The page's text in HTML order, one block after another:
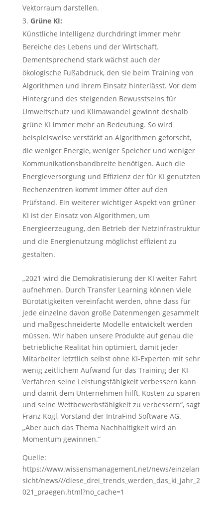
Vektorraum darstellen.
Grüne KI:
Künstliche Intelligenz durchdringt immer mehr
Bereiche des Lebens und der Wirtschaft.
Dementsprechend stark wächst auch der
ökologische Fußabdruck, den sie beim Training von
Algorithmen und ihrem Einsatz hinterlässt. Vor dem
Hintergrund des steigenden Bewusstseins für
Umweltschutz und Klimawandel gewinnt deshalb
grüne KI immer mehr an Bedeutung. So wird
beispielsweise verstärkt an Algorithmen geforscht,
die weniger Energie, weniger Speicher und weniger
Kommunikationsbandbreite benötigen. Auch die
Energieversorgung und Effizienz der für KI genutzten
Rechenzentren kommt immer öfter auf den
Prüfstand. Ein weiterer wichtiger Aspekt von grüner
KI ist der Einsatz von Algorithmen, um
Energieerzeugung, den Betrieb der Netzinfrastruktur
und die Energienutzung möglichst effizient zu
gestalten.
„2021 wird die Demokratisierung der KI weiter Fahrt
aufnehmen. Durch Transfer Learning können viele
Bürotätigkeiten vereinfacht werden, ohne dass für
jede einzelne davon große Datenmengen gesammelt
und maßgeschneiderte Modelle entwickelt werden
müssen. Wir haben unsere Produkte auf genau die
betriebliche Realität hin optimiert, damit jeder
Mitarbeiter letztlich selbst ohne KI-Experten mit sehr
wenig zeitlichem Aufwand für das Training der KI-
Verfahren seine Leistungsfähigkeit verbessern kann
und damit dem Unternehmen hilft, Kosten zu sparen
und seine Wettbewerbsfähigkeit zu verbessern“, sagt
Franz Kögl, Vorstand der IntraFind Software AG.
„Aber auch das Thema Nachhaltigkeit wird an
Momentum gewinnen.“
Quelle:
https://www.wissensmanagement.net/news/einzelan
sicht/news///diese_drei_trends_werden_das_ki_jahr_2
021_praegen.html?no_cache=1